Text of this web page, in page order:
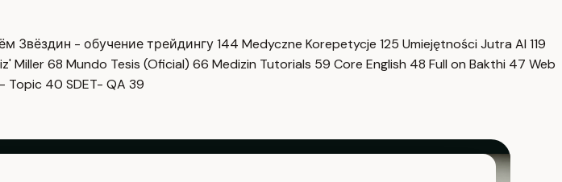
Звёздин - обучение трейдингу144 Medyczne Korepetycje 125 Umiejętności Jutra AI 119
Miller68 Mundo Tesis (Oficial) 66 Medizin Tutorials 59 Core English 48 Full on Bakthi 47 Web
Topic 40 SDET- QA 39